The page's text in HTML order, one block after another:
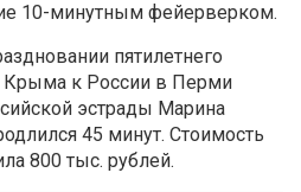
10-минутным фейерверком.
пятилетнего
Крыма к России в Перми
эстрады Марина
45 минут. Стоимость
800 тыс. рублей.